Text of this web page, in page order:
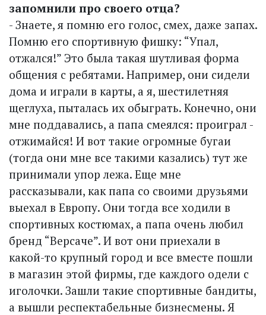
запомнили про своего отца?
- Знаете, я помню его голос, смех, даже запах.
Помню его спортивную фишку: “Упал,
отжался!” Это была такая шутливая форма
общения с ребятами. Например, они сидели
дома и играли в карты, а я, шестилетняя
щеглуха, пыталась их обыграть. Конечно, они
мне поддавались, а папа смеялся: проиграл -
отжимайся! И вот такие огромные бугаи
(тогда они мне все такими казались) тут же
принимали упор лежа. Еще мне
рассказывали, как папа со своими друзьями
выехал в Европу. Они тогда все ходили в
спортивных костюмах, а папа очень любил
бренд “Версаче”. И вот они приехали в
какой-то крупный город и все вместе пошли
в магазин этой фирмы, где каждого одели с
иголочки. Зашли такие спортивные бандиты,
а вышли респектабельные бизнесмены. Я